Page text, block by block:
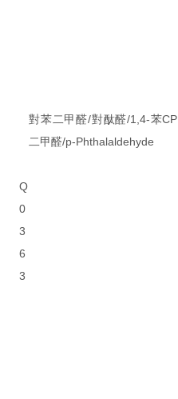
Q
0
3
6
3
對苯二甲醛/對酞醛/1,4-苯
二甲醛/p-Phthalaldehyde
CP